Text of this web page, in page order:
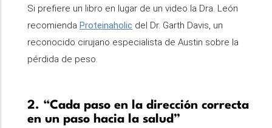
Si prefiere un libro en lugar de un video la Dra. León
recomienda Proteinaholic del Dr. Garth Davis, un
reconocido cirujano especialista de Austin sobre la
pérdida de peso.
2. “Cada paso en la dirección correcta
en un paso hacia la salud”